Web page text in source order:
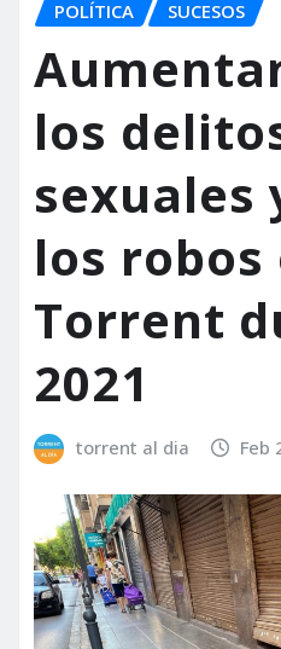
POLÍTICA SUCESOS
los
sexuales
los robos
Torrent
2021
torrent al dia Feb